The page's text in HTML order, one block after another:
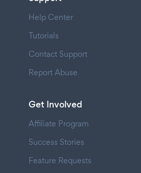
Help Center
Tutorials
Contact Support
Report Abuse
Get Involved
Affiliate Program
Success Stories
Feature Requests